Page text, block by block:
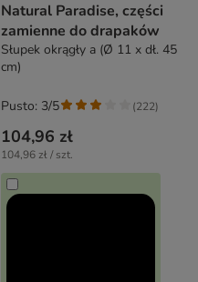
Natural Paradise, części
zamienne do drapaków
Słupek okrągły a (Ø 11 x dł. 45
cm)
104,96 zł
104,96 zł / szt.
Pusto: 3/5 (222)